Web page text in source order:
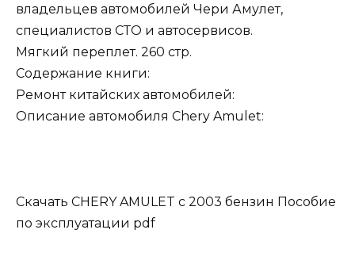
владельцев автомобилей Чери Амулет,
специалистов СТО и автосервисов.
Мягкий переплет. 260 стр.
Содержание книги:
Ремонт китайских автомобилей:
Описание автомобиля Chery Amulet:
Скачать CHERY AMULET с 2003 бензин Пособие
по эксплуатации pdf